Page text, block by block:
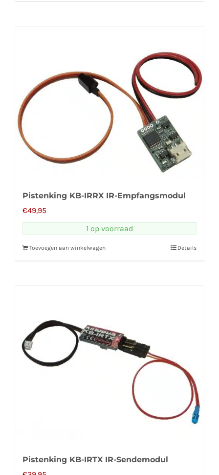
Pistenking KB-IRRX IR-Empfangsmodul
€49,95
1 op voorraad
Toevoegen aan winkelwagen Details
Pistenking KB-IRTX IR-Sendemodul